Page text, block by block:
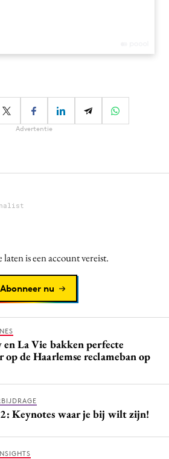
Advertentie
is een account vereist.
Abonneer nu
La Vie bakken perfecte
op de Haarlemse reclameban op
Keynotes waar je bij wilt zijn!